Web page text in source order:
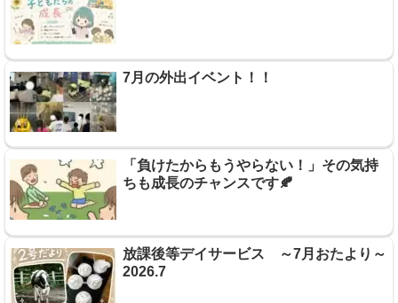
7月の外出イベント！！
「負けたからもうやらない！」その気持
ちも成長のチャンスです🍂
放課後等デイサービス ～7月おたより～
2026.7